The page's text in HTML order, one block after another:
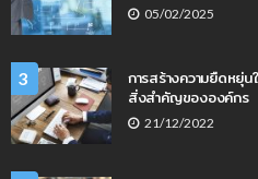
05/02/2025
3
การสร้างความยืดหยุ่น
สิ่งสำคัญขององค์กร
21/12/2022